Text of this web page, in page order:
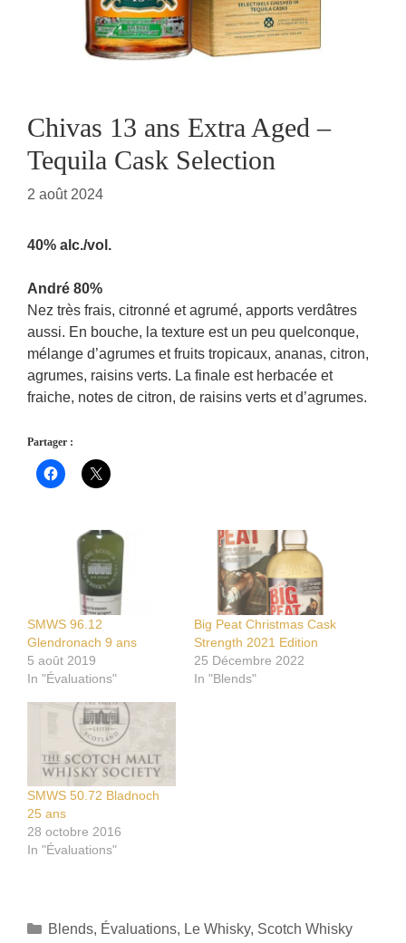
Chivas 13 ans Extra Aged –
Tequila Cask Selection
2 août 2024
40% alc./vol.
André 80%
Nez très frais, citronné et agrumé, apports verdâtres
aussi. En bouche, la texture est un peu quelconque,
mélange d’agrumes et fruits tropicaux, ananas, citron,
agrumes, raisins verts. La finale est herbacée et
fraiche, notes de citron, de raisins verts et d’agrumes.
Partager :
SMWS 96.12
Glendronach 9 ans
5 août 2019
In "Évaluations"
Big Peat Christmas Cask
Strength 2021 Edition
25 Décembre 2022
In "Blends"
SMWS 50.72 Bladnoch
25 ans
28 octobre 2016
In "Évaluations"
Catégories
Blends, Évaluations, Le Whisky, Scotch Whisky